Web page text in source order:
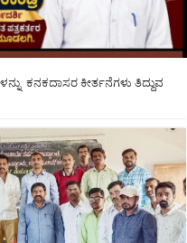
ಕನಕದಾಸರ ಕೀರ್ತನೆಗಳು ತಿದ್ದುವ